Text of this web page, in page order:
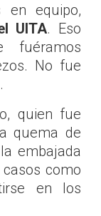
en equipo,
UITA. Eso
fuéramos
No fue
quien fue
quema de
embajada
como
en los